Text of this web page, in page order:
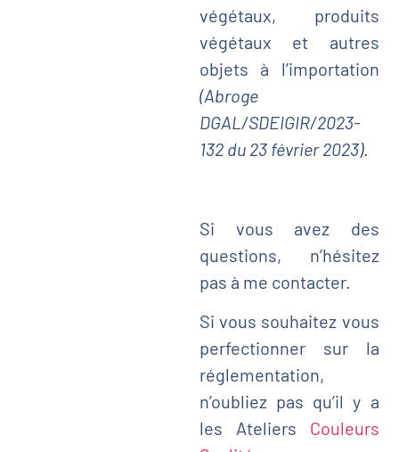
végétaux, produits
végétaux et autres
objets à l’importation
(Abroge
DGAL/SDEIGIR/2023-
132 du 23 février 2023).
Si vous avez des
questions, n’hésitez
pas à me contacter.
Si vous souhaitez vous
perfectionner sur la
réglementation,
n’oubliez pas qu’il y a
les Ateliers Couleurs